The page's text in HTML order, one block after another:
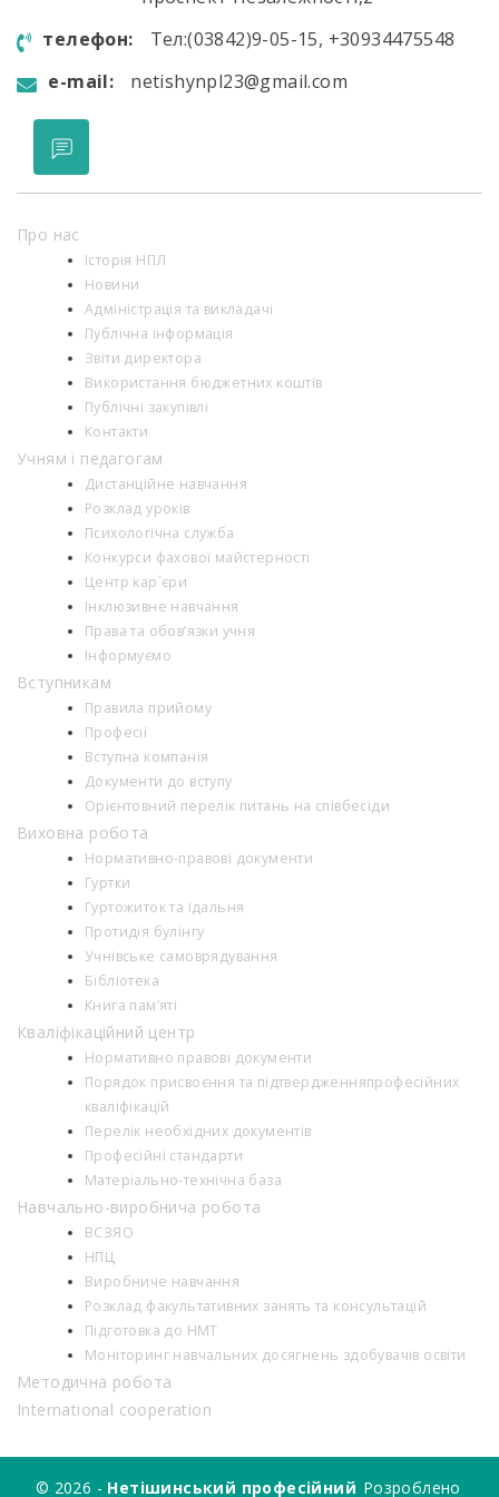
телефон:
Тел:(03842)9-05-15, +30934475548
e-mail:
netishynpl23@gmail.com
Про нас
Історія НПЛ
Новини
Адміністрація та викладачі
Публічна інформація
Звіти директора
Використання бюджетних коштів
Публічні закупівлі
Контакти
Учням і педагогам
Дистанційне навчання
Розклад уроків
Психологiчна служба
Конкурси фахової майстерності
Центр кар`єри
Інклюзивне навчання
Права та обов’язки учня
Інформуємо
Вступникам
Правила прийому
Професії
Вступна компанія
Документи до вступу
Орієнтовний перелік питань на співбесіди
Виховна робота
Нормативно-правові документи
Гуртки
Гуртожиток та їдальня
Протидія булінгу
Учнівське самоврядування
Бібліотека
Книга пам’яті
Кваліфікаційний центр
Нормативно правові документи
Порядок присвоєння та підтвердженняпрофесійних
кваліфікацій
Перелік необхідних документів
Професійні стандарти
Матеріально-технічна база
Навчально-виробнича робота
ВСЗЯО
НПЦ
Виробниче навчання
Розклад факультативних занять та консультацій
Підготовка до НМТ
Моніторинг навчальних досягнень здобувачів освіти
Методична робота
International cooperation
© 2026 - Нетішинський професійний Розроблено